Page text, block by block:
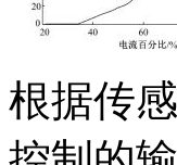
根据传